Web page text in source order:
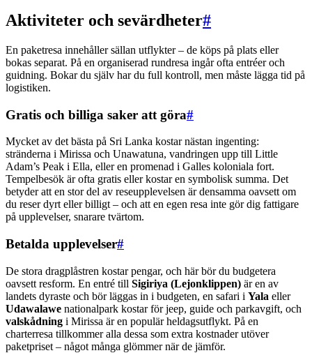
Aktiviteter och sevärdheter#
En paketresa innehåller sällan utflykter – de köps på plats eller
bokas separat. På en organiserad rundresa ingår ofta entréer och
guidning. Bokar du själv har du full kontroll, men måste lägga tid på
logistiken.
Gratis och billiga saker att göra#
Mycket av det bästa på Sri Lanka kostar nästan ingenting:
stränderna i Mirissa och Unawatuna, vandringen upp till Little
Adam’s Peak i Ella, eller en promenad i Galles koloniala fort.
Tempelbesök är ofta gratis eller kostar en symbolisk summa. Det
betyder att en stor del av reseupplevelsen är densamma oavsett om
du reser dyrt eller billigt – och att en egen resa inte gör dig fattigare
på upplevelser, snarare tvärtom.
Betalda upplevelser#
De stora dragplåstren kostar pengar, och här bör du budgetera
oavsett resform. En entré till Sigiriya (Lejonklippen) är en av
landets dyraste och bör läggas in i budgeten, en safari i Yala eller
Udawalawe nationalpark kostar för jeep, guide och parkavgift, och
valskådning i Mirissa är en populär heldagsutflykt. På en
charterresa tillkommer alla dessa som extra kostnader utöver
paketpriset – något många glömmer när de jämför.